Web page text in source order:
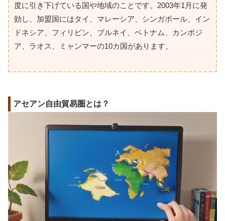
度に引き下げている国や地域のことです。2003年1月に発
効し、加盟国にはタイ、マレーシア、シンガポール、イン
ドネシア、フィリピン、ブルネイ、ベトナム、カンボジ
ア、ラオス、ミャンマーの10カ国があります。
アセアン自由貿易圏とは？